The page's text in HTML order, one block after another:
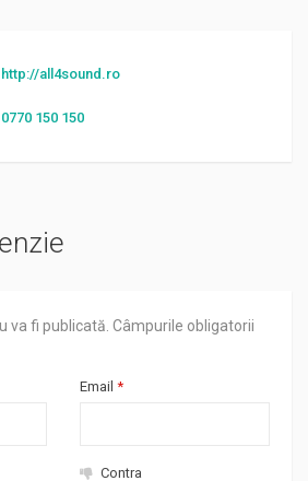
http://all4sound.ro
0770 150 150
va fi publicată. Câmpurile obligatorii
Email *
Contra